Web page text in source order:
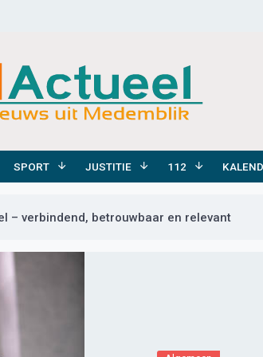
SPORT JUSTITIE 112
– verbindend, betrouwbaar en relevant